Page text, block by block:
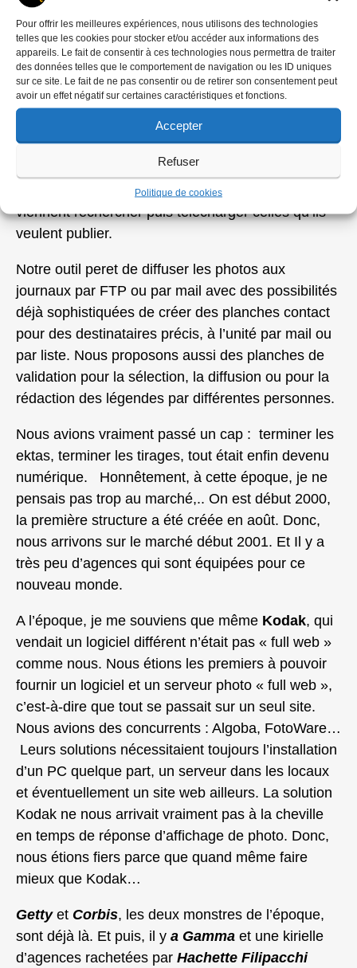
Pour offrir les meilleures expériences, nous utilisons des technologies
telles que les cookies pour stocker et/ou accéder aux informations des
appareils. Le fait de consentir à ces technologies nous permettra de traiter
des données telles que le comportement de navigation ou les ID uniques
sur ce site. Le fait de ne pas consentir ou de retirer son consentement peut
avoir un effet négatif sur certaines caractéristiques et fonctions.
Accepter
Refuser
Politique de cookies
incontournables.
Début des années 2000, notre outil fonctionne, il
est opérationnel.Gérard Vandystadtest très
content. L’outil permet aux photographes de
déposer par FTP les fichiers des images
numériques. Les photos sont récupérées par l’outil
qui permet de légender, de faire un editing comme
sur une table lumineuse et, de les mettre à
disposition sur un site web pour que les clients
viennent rechercher puis télécharger celles qu’ils
veulent publier.
Notre outil peret de diffuser les photos aux
journaux par FTP ou par mail avec des possibilités
déjà sophistiquées de créer des planches contact
pour des destinataires précis, à l’unité par mail ou
par liste. Nous proposons aussi des planches de
validation pour la sélection, la diffusion ou pour la
rédaction des légendes par différentes personnes.
Nous avions vraiment passé un cap : terminer les
ektas, terminer les tirages, tout était enfin devenu
numérique. Honnêtement, à cette époque, je ne
pensais pas trop au marché,.. On est début 2000,
la première structure a été créée en août. Donc,
nous arrivons sur le marché début 2001. Et Il y a
très peu d’agences qui sont équipées pour ce
nouveau monde.
A l’époque, je me souviens que même Kodak, qui
vendait un logiciel différent n’était pas « full web »
comme nous. Nous étions les premiers à pouvoir
fournir un logiciel et un serveur photo « full web »,
c’est-à-dire que tout se passait sur un seul site.
Nous avions des concurrents : Algoba, FotoWare…
Leurs solutions nécessitaient toujours l’installation
d’un PC quelque part, un serveur dans les locaux
et éventuellement un site web ailleurs. La solution
Kodak ne nous arrivait vraiment pas à la cheville
en temps de réponse d’affichage de photo. Donc,
nous étions fiers parce que quand même faire
mieux que Kodak…
Gettyet Corbis, les deux monstres de l’époque,
sont déjà là. Et puis, il y a Gamma et une kirielle
d’agences rachetées par Hachette Filipacchi